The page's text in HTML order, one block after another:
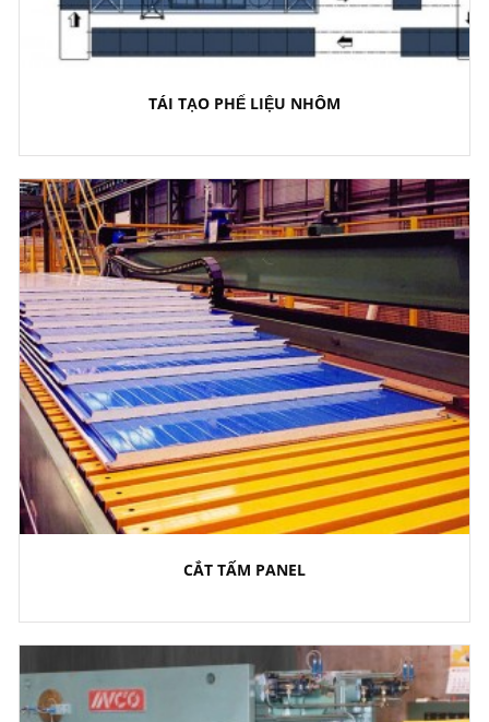
TÁI TẠO PHẾ LIỆU NHÔM
CẮT TẤM PANEL